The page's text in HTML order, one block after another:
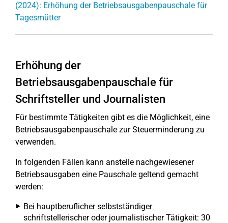
(2024): Erhöhung der Betriebsausgabenpauschale für
Tagesmütter
Erhöhung der
Betriebsausgabenpauschale für
Schriftsteller und Journalisten
Für bestimmte Tätigkeiten gibt es die Möglichkeit, eine
Betriebsausgabenpauschale zur Steuerminderung zu
verwenden.
In folgenden Fällen kann anstelle nachgewiesener
Betriebsausgaben eine Pauschale geltend gemacht
werden:
Bei hauptberuflicher selbstständiger
schriftstellerischer oder journalistischer Tätigkeit: 30